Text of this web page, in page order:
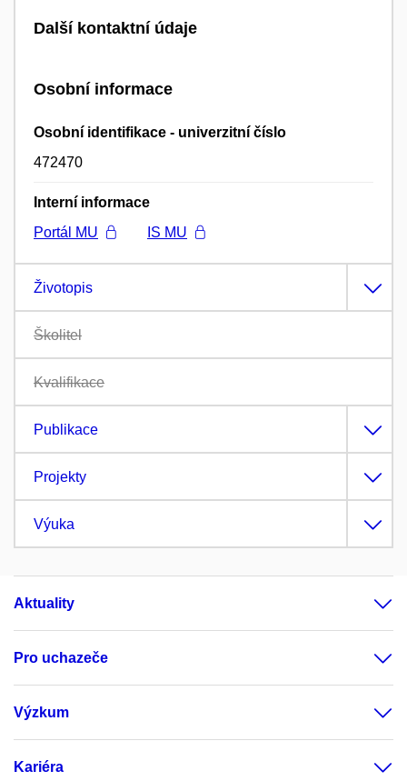
Další kontaktní údaje
Osobní informace
Osobní identifikace - univerzitní číslo
472470
Interní informace
Portál MU
IS MU
Životopis
Školitel
Kvalifikace
Publikace
Projekty
Výuka
Aktuality
Pro uchazeče
Výzkum
Kariéra